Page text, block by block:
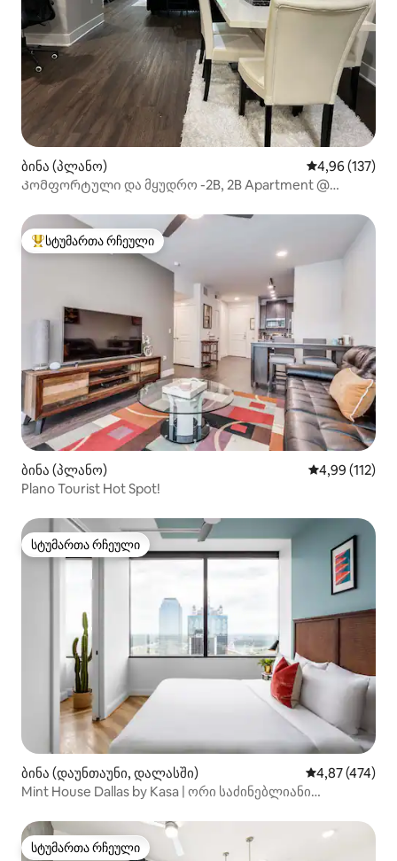
ბინა (პლანო) საშუალო
4,96 (137)
Კომფორტული და მყუდრო -2B, 2B Apartment @
სტუმართა რჩეული მოწინავე ვარიანტი
სტუმართა რჩეული
ბინა (პლანო) საშუალო
4,99 (112)
Plano Tourist Hot Spot!
სტუმართა რჩეული
სტუმართა რჩეული
ბინა (დაუნთაუნი, დალასში) საშუალო
4,87 (474)
Mint House Dallas by Kasa | ორი საძინებლიანი
სტუმართა რჩეული
სტუმართა რჩეული